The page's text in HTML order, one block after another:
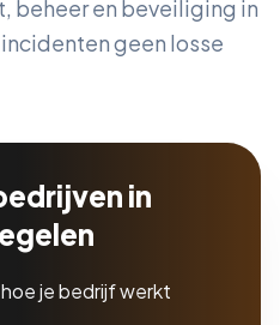
beheer en beveiliging in
geen losse
in
je bedrijf werkt